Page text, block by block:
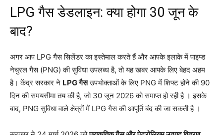
LPG गैस डेडलाइन: क्या होगा 30 जून के
बाद?
अगर आप LPG गैस सिलेंडर का इस्तेमाल करते हैं और आपके इलाके में पाइप्ड
नेचुरल गैस (PNG) की सुविधा उपलब्ध है, तो यह खबर आपके लिए बेहद अहम
है। केंद्र सरकार ने LPG गैसउपभोक्ताओं के लिए PNG में शिफ्ट होने की 90
दिन की समयसीमा तय की है, जो 30 जून 2026 को समाप्त हो रही है । इसके
बाद, PNG सुविधा वाले क्षेत्रों में LPG गैस की आपूर्ति बंद की जा सकती है ।